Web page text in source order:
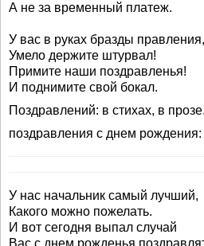
А не за временный платеж.
У вас в руках бразды правления,
Умело держите штурвал!
Примите наши поздравленья!
И поднимите свой бокал.
Поздравлений: в стихах, в прозе.
поздравления с днем рождения:
У нас начальник самый лучший,
Какого можно пожелать.
И вот сегодня выпал случай
Вас с днем рожденья